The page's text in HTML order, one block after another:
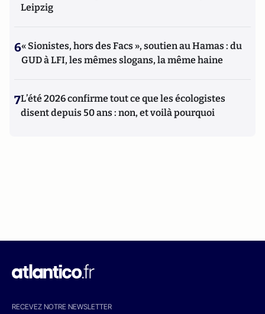
Leipzig
6« Sionistes, hors des Facs », soutien au Hamas : du
GUD à LFI, les mêmes slogans, la même haine
7L’été 2026 confirme tout ce que les écologistes
disent depuis 50 ans : non, et voilà pourquoi
RECEVEZ NOTRE NEWSLETTER